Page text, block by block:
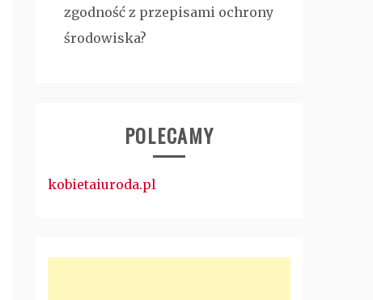
zgodność z przepisami ochrony
środowiska?
POLECAMY
kobietaiuroda.pl